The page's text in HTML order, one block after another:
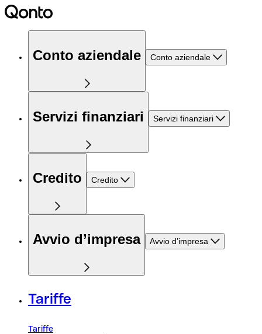
Conto aziendale Conto aziendale
Servizi finanziari Servizi finanziari
Credito Credito
Avvio d’impresa Avvio d’impresa
Tariffe
Tariffe